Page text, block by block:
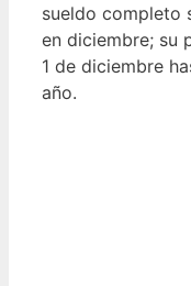
sueldo completo
en diciembre; su
1 de diciembre
año.